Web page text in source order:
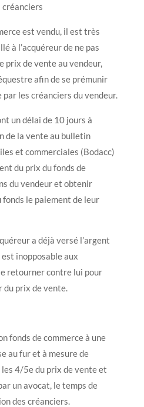
créanciers
est vendu, il est très
à l’acquéreur de ne pas
prix de vente au vendeur,
afin de se prémunir
les créanciers du vendeur.
un délai de 10 jours à
de la vente au bulletin
et commerciales (Bodacc)
du prix du fonds de
du vendeur et obtenir
fonds le paiement de leur
a déjà versé l’argent
inopposable aux
retourner contre lui pour
du prix de vente.
fonds de commerce à une
au fur et à mesure de
les 4/5e du prix de vente et
un avocat, le temps de
des créanciers.